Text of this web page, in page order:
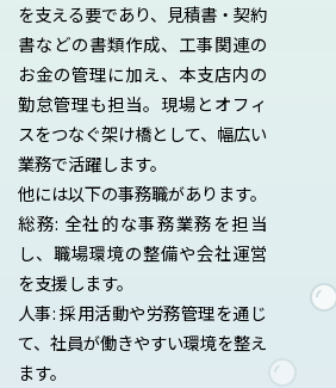
を支える要であり、見積書・契約
書などの書類作成、工事関連の
お金の管理に加え、本支店内の
勤怠管理も担当。現場とオフィ
スをつなぐ架け橋として、幅広い
業務で活躍します。
他には以下の事務職があります。
総務: 全社的な事務業務を担当
し、職場環境の整備や会社運営
を支援します。
人事: 採用活動や労務管理を通じ
て、社員が働きやすい環境を整え
ます。